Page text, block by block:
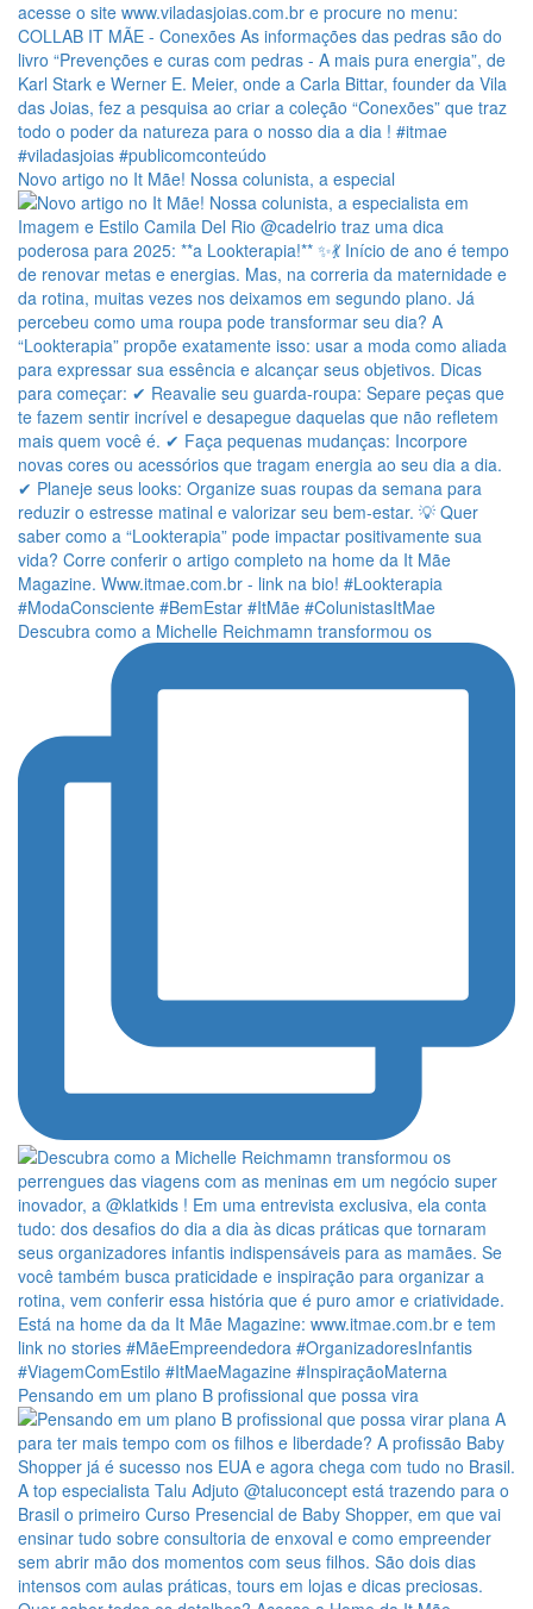
Novo artigo no It Mãe! Nossa colunista, a especial
Descubra como a Michelle Reichmamn transformou os
Pensando em um plano B profissional que possa vira